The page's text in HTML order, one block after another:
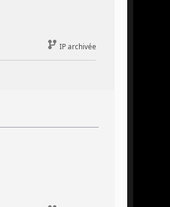
IP archivée